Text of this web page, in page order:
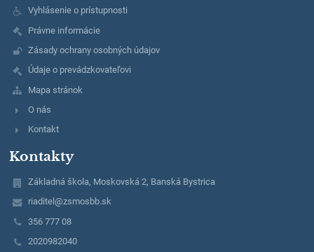
Vyhlásenie o prístupnosti
Právne informácie
Zásady ochrany osobných údajov
Údaje o prevádzkovateľovi
Mapa stránok
O nás
Kontakt
Kontakty
Základná škola, Moskovská 2, Banská Bystrica
riaditel@zsmosbb.sk
356 777 08
2020982040